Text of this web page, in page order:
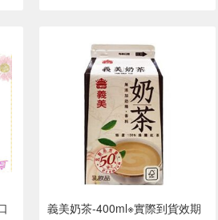
義美奶茶-400ml※實際到貨效期